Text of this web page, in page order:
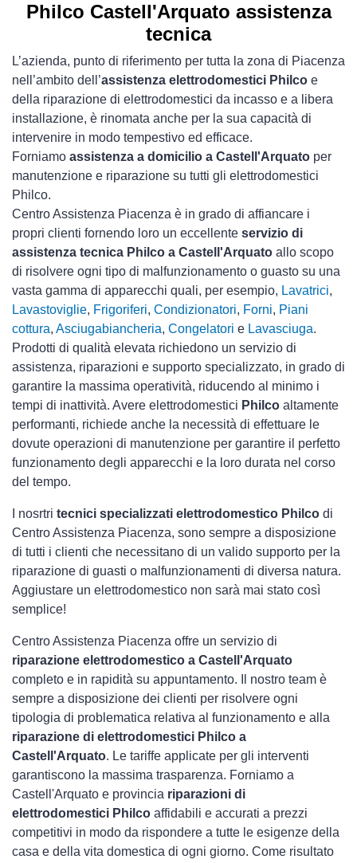
Philco Castell'Arquato assistenza
tecnica
L’azienda, punto di riferimento per tutta la zona di Piacenza
nell’ambito dell’assistenza elettrodomestici Philco e
della riparazione di elettrodomestici da incasso e a libera
installazione, è rinomata anche per la sua capacità di
intervenire in modo tempestivo ed efficace.
Forniamo assistenza a domicilio a Castell'Arquato per
manutenzione e riparazione su tutti gli elettrodomestici
Philco.
Centro Assistenza Piacenza è in grado di affiancare i
propri clienti fornendo loro un eccellente servizio di
assistenza tecnica Philco a Castell'Arquato allo scopo
di risolvere ogni tipo di malfunzionamento o guasto su una
vasta gamma di apparecchi quali, per esempio, Lavatrici,
Lavastoviglie, Frigoriferi, Condizionatori, Forni, Piani
cottura, Asciugabiancheria, Congelatori e Lavasciuga.
Prodotti di qualità elevata richiedono un servizio di
assistenza, riparazioni e supporto specializzato, in grado di
garantire la massima operatività, riducendo al minimo i
tempi di inattività. Avere elettrodomestici Philco altamente
performanti, richiede anche la necessità di effettuare le
dovute operazioni di manutenzione per garantire il perfetto
funzionamento degli apparecchi e la loro durata nel corso
del tempo.
I nosrtri tecnici specializzati elettrodomestico Philco di
Centro Assistenza Piacenza, sono sempre a disposizione
di tutti i clienti che necessitano di un valido supporto per la
riparazione di guasti o malfunzionamenti di diversa natura.
Aggiustare un elettrodomestico non sarà mai stato così
semplice!
Centro Assistenza Piacenza offre un servizio di
riparazione elettrodomestico a Castell'Arquato
completo e in rapidità su appuntamento. Il nostro team è
sempre a disposizione dei clienti per risolvere ogni
tipologia di problematica relativa al funzionamento e alla
riparazione di elettrodomestici Philco a
Castell'Arquato. Le tariffe applicate per gli interventi
garantiscono la massima trasparenza. Forniamo a
Castell'Arquato e provincia riparazioni di
elettrodomestici Philco affidabili e accurati a prezzi
competitivi in modo da rispondere a tutte le esigenze della
casa e della vita domestica di ogni giorno. Come risultato